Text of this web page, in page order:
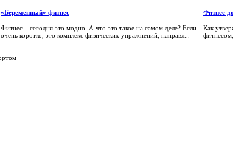
«Беременный» фитнес
Фитнес – сегодня это модно. А что это такое на самом деле? Если
очень коротко, это комплекс физических упражнений, направл...
Фитнес
Как